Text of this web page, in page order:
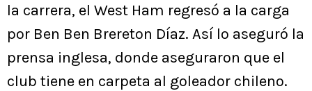
la carrera, el West Ham regresó a la carga
por Ben Ben Brereton Díaz. Así lo aseguró la
prensa inglesa, donde aseguraron que el
club tiene en carpeta al goleador chileno.